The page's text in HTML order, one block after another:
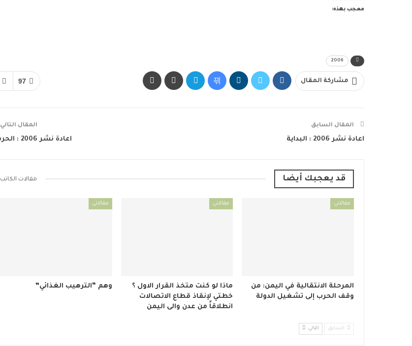
معجب بهذه:
2006
97 مشاركة المقال
المقال السابق
اعادة نشر 2006 : البداية
المقال التالي
اعادة نشر 2006 : الحرب 2
قد يعجبك أيضا مقالات الكاتب
مقالاتي
المرحلة الانتقالية في اليمن: من
وقف الحرب إلى تشغيل الدولة
مقالاتي
ماذا لو كنت متخذ القرار الاول ؟
خطتي لإنقاذ قطاع الاتصالات
انطلاقاً من عدن والى اليمن
مقالاتي
وهم “الترهيب الغذائي”
السابق التالي